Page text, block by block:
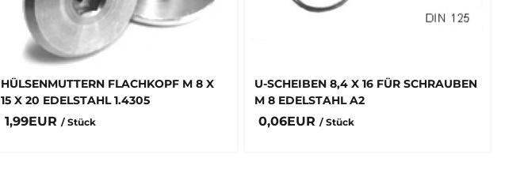
HÜLSENMUTTERN FLACHKOPF M 8 X
15 X 20 EDELSTAHL 1.4305
1,99EUR / Stück
U-SCHEIBEN 8,4 X 16 FÜR SCHRAUBEN
M 8 EDELSTAHL A2
0,06EUR / Stück